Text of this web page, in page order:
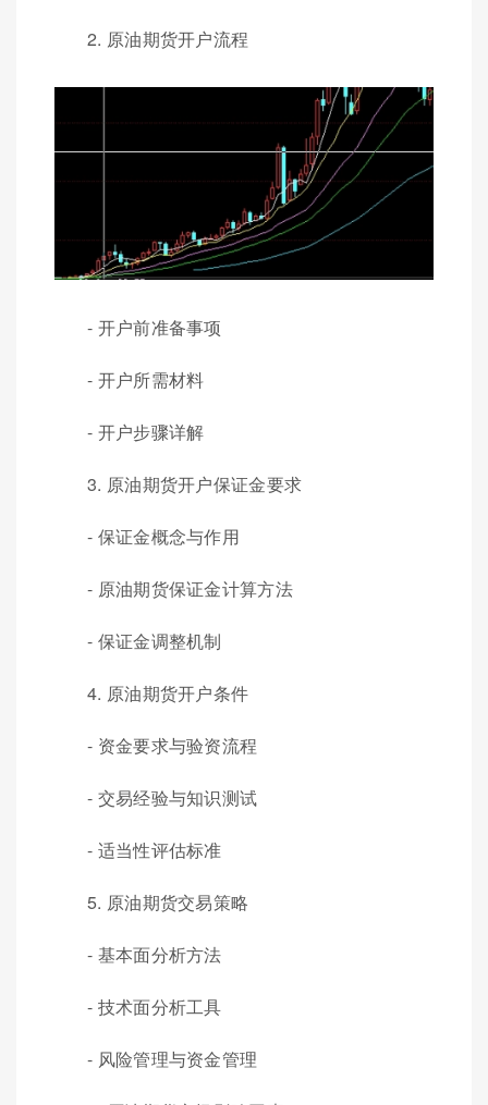
2. 原油期货开户流程
- 开户前准备事项
- 开户所需材料
- 开户步骤详解
3. 原油期货开户保证金要求
- 保证金概念与作用
- 原油期货保证金计算方法
- 保证金调整机制
4. 原油期货开户条件
- 资金要求与验资流程
- 交易经验与知识测试
- 适当性评估标准
5. 原油期货交易策略
- 基本面分析方法
- 技术面分析工具
- 风险管理与资金管理